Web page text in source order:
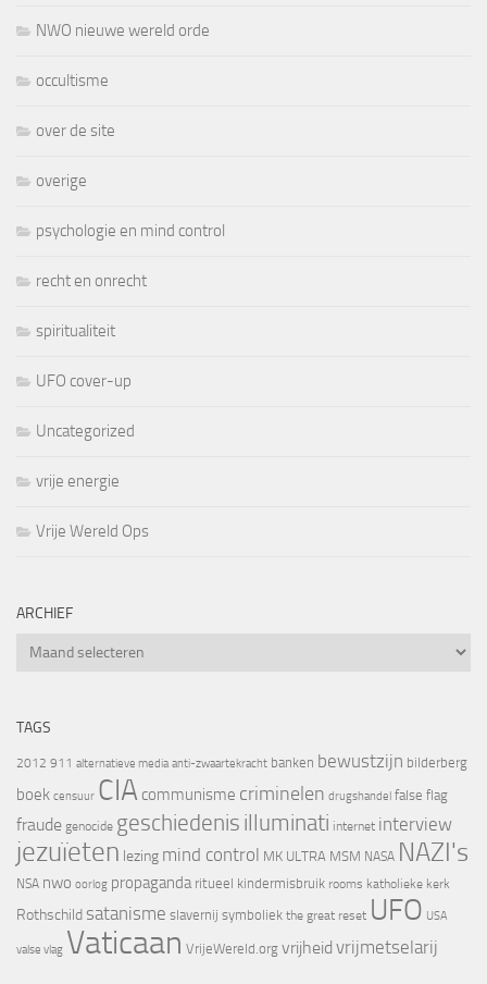
NWO nieuwe wereld orde
occultisme
over de site
overige
psychologie en mind control
recht en onrecht
spiritualiteit
UFO cover-up
Uncategorized
vrije energie
Vrije Wereld Ops
ARCHIEF
Archief
TAGS
2012 911 alternatieve media anti-zwaartekracht banken bewustzijn bilderberg
boek censuur CIA communisme criminelen drugshandel false flag
fraude genocide geschiedenis illuminati internet interview
jezuïeten lezing mind control MK ULTRA MSM NASA NAZI's
NSA nwo oorlog propaganda ritueel kindermisbruik rooms katholieke kerk
Rothschild satanisme slavernij symboliek the great reset UFO USA
valse vlag Vaticaan VrijeWereld.org vrijheid vrijmetselarij